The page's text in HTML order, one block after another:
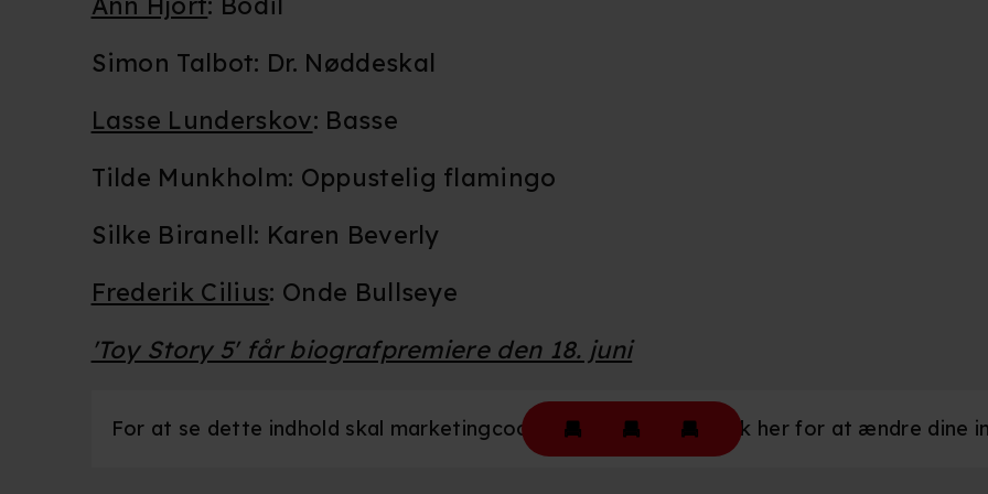
Simon Talbot: Dr. Nøddeskal
Lasse Lunderskov: Basse
Tilde Munkholm: Oppustelig flamingo
Silke Biranell: Karen Beverly
Frederik Cilius: Onde Bullseye
'Toy Story 5' får biografpremiere den 18. juni
For at se dette indhold skal marketingcookies være slået til. Klik her for at ændre dine